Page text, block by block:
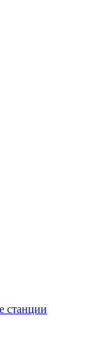
станции